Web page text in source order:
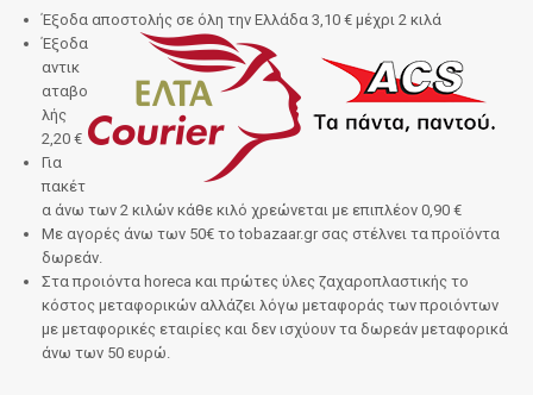
Έξοδα αποστολής σε όλη την Ελλάδα 3,10 € μέχρι 2 κιλά
Έξοδα
αντικ
αταβο
λής
2,20 €
Για
πακέτ
α άνω των 2 κιλών κάθε κιλό χρεώνεται με επιπλέον 0,90 €
Με αγορές άνω των 50€ τοtobazaar.grσας στέλνει τα προϊόντα
δωρεάν.
Στα προιόντα horeca και πρώτες ύλες ζαχαροπλαστικής το
κόστος μεταφορικών αλλάζει λόγω μεταφοράς των προιόντων
με μεταφορικές εταιρίες και δεν ισχύουν τα δωρεάν μεταφορικά
άνω των 50 ευρώ.